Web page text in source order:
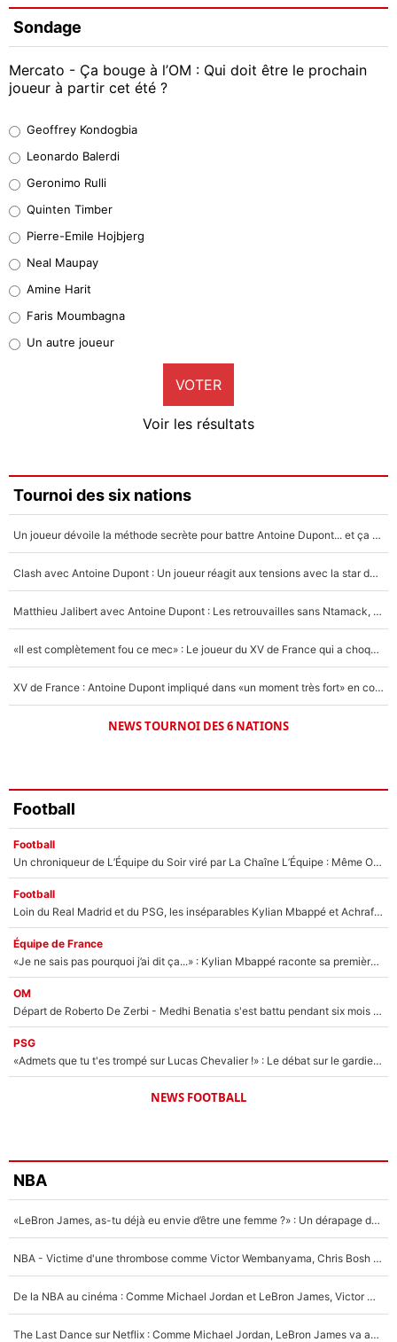
Sondage
Mercato - Ça bouge à l’OM : Qui doit être le prochain
joueur à partir cet été ?
38%
32%
5%
1%
9%
Faris Moumbagna
4%
Un autre joueur
5%
Geoffrey Kondogbia
Leonardo Balerdi
Geronimo Rulli
Quinten Timber
Pierre-Emile Hojbjerg
Neal Maupay
Amine Harit
Faris Moumbagna
Un autre joueur
VOTER
Voir les résultats
Tournoi des six nations
Un joueur dévoile la méthode secrète pour battre Antoine Dupont... et ça marche !
Clash avec Antoine Dupont : Un joueur réagit aux tensions avec la star du XV de France !
Matthieu Jalibert avec Antoine Dupont : Les retrouvailles sans Ntamack, «il y a eu des discussions»
«Il est complètement fou ce mec» : Le joueur du XV de France qui a choqué Matthieu Jalibert !
XV de France : Antoine Dupont impliqué dans «un moment très fort» en coulisses
NEWS TOURNOI DES 6 NATIONS
Football
Football
Un chroniqueur de L’Équipe du Soir viré par La Chaîne L’Équipe : Même Olivier Ménard n’avait pas pu empêcher son départ, «je l’ai appris sur Twitter, je l’ai vécu assez mal»
Football
Loin du Real Madrid et du PSG, les inséparables Kylian Mbappé et Achraf Hakimi changent d'équipe le temps d'une journée !
Équipe de France
«Je ne sais pas pourquoi j’ai dit ça...» : Kylian Mbappé raconte sa première rencontre avec Zinédine Zidane (et c’est très drôle)
OM
Départ de Roberto De Zerbi - Medhi Benatia s'est battu pendant six mois pour le retenir à l'OM, le PSG a été le naufrage de trop : «Je pars avec toi»
PSG
«Admets que tu t'es trompé sur Lucas Chevalier !» : Le débat sur le gardien du PSG vire au clash à l'After Foot
NEWS FOOTBALL
NBA
«LeBron James, as-tu déjà eu envie d’être une femme ?» : Un dérapage de Donald Trump sur la superstar de la NBA refait surface
NBA - Victime d'une thrombose comme Victor Wembanyama, Chris Bosh prévient le Français des risques sur sa santé : «J’ai failli mourir sur le coup et j’ai été ramené à la vie»
De la NBA au cinéma : Comme Michael Jordan et LeBron James, Victor Wembanyama rêve d'une carrière d'acteur !
The Last Dance sur Netflix : Comme Michael Jordan, LeBron James va avoir le droit à sa série !